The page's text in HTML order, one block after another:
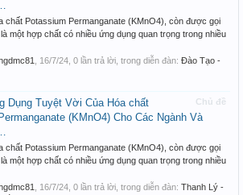
chất Potassium Permanganate (KMnO4), còn được gọi
là một hợp chất có nhiều ứng dụng quan trọng trong nhiều
16/7/24 , 0 lần trả lời, trong diễn đàn: Đào Tạo -
Chủ đề
Dụng Tuyệt Vời Của Hóa chất
(KMnO4) Cho Các Ngành Và
chất Potassium Permanganate (KMnO4), còn được gọi
là một hợp chất có nhiều ứng dụng quan trọng trong nhiều
16/7/24 , 0 lần trả lời, trong diễn đàn: Thanh Lý -